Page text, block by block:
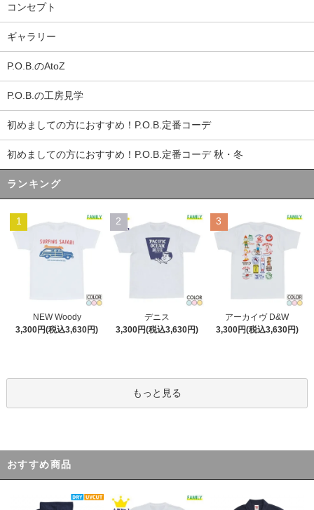
コンセプト
ギャラリー
P.O.B.のAtoZ
P.O.B.の工房見学
初めましての方におすすめ！P.O.B.定番コーデ
初めましての方におすすめ！P.O.B.定番コーデ 秋・冬
ランキング
1
NEW Woody
3,300円(税込3,630円)
2
デニス
3,300円(税込3,630円)
3
アーカイヴ D&W
3,300円(税込3,630円)
もっと見る
おすすめ商品